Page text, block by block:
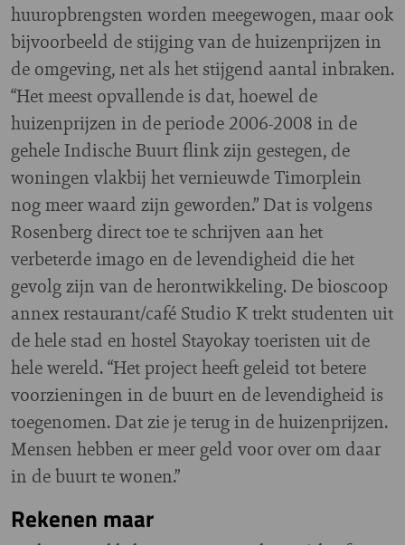
huuropbrengsten worden meegewogen, maar ook
bijvoorbeeld de stijging van de huizenprijzen in
de omgeving, net als het stijgend aantal inbraken.
“Het meest opvallende is dat, hoewel de
huizenprijzen in de periode 2006-2008 in de
gehele Indische Buurt flink zijn gestegen, de
woningen vlakbij het vernieuwde Timorplein
nog meer waard zijn geworden.” Dat is volgens
Rosenberg direct toe te schrijven aan het
verbeterde imago en de levendigheid die het
gevolg zijn van de herontwikkeling. De bioscoop
annex restaurant/café Studio K trekt studenten uit
de hele stad en hostel Stayokay toeristen uit de
hele wereld. “Het project heeft geleid tot betere
voorzieningen in de buurt en de levendigheid is
toegenomen. Dat zie je terug in de huizenprijzen.
Mensen hebben er meer geld voor over om daar
in de buurt te wonen.”
Rekenen maar